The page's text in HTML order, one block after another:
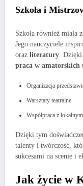
Szkoła i
Szkoła również miała
Jego nauczyciele
oraz literatury. Dzięki
praca w amatorskich
Organizacja
Warsztaty teatralne
Współpraca z
Dzięki tym
talenty i twórczość,
sukcesami na scenie i
Jak życie w